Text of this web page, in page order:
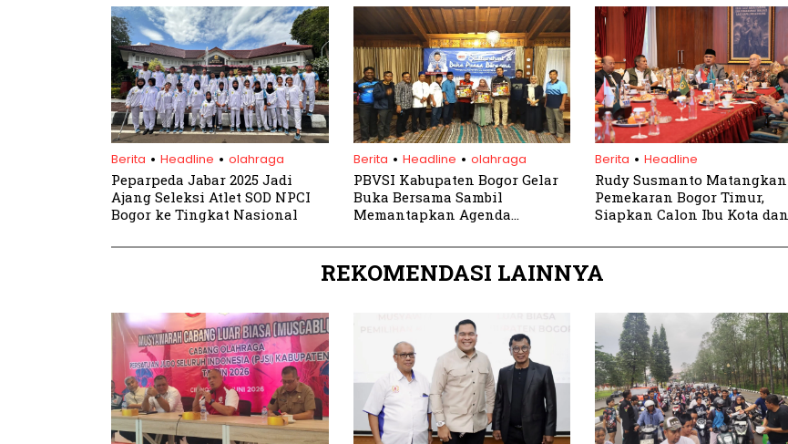
Berita . Headline . olahraga
Peparpeda Jabar 2025 Jadi
Ajang Seleksi Atlet SOD NPCI
Bogor ke Tingkat Nasional
Berita . Headline . olahraga
PBVSI Kabupaten Bogor Gelar
Buka Bersama Sambil
Memantapkan Agenda
Berita . Headline
Rudy Susmanto Matangkan
Pemekaran Bogor Timur,
Siapkan Calon Ibu Kota dan
REKOMENDASI LAINNYA